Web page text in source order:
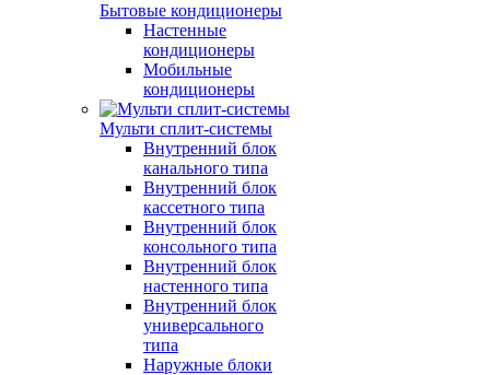
Бытовые кондиционеры
Настенные
кондиционеры
Мобильные
кондиционеры
Мульти сплит-системы
Внутренний блок
канального типа
Внутренний блок
кассетного типа
Внутренний блок
консольного типа
Внутренний блок
настенного типа
Внутренний блок
универсального
типа
Наружные блоки